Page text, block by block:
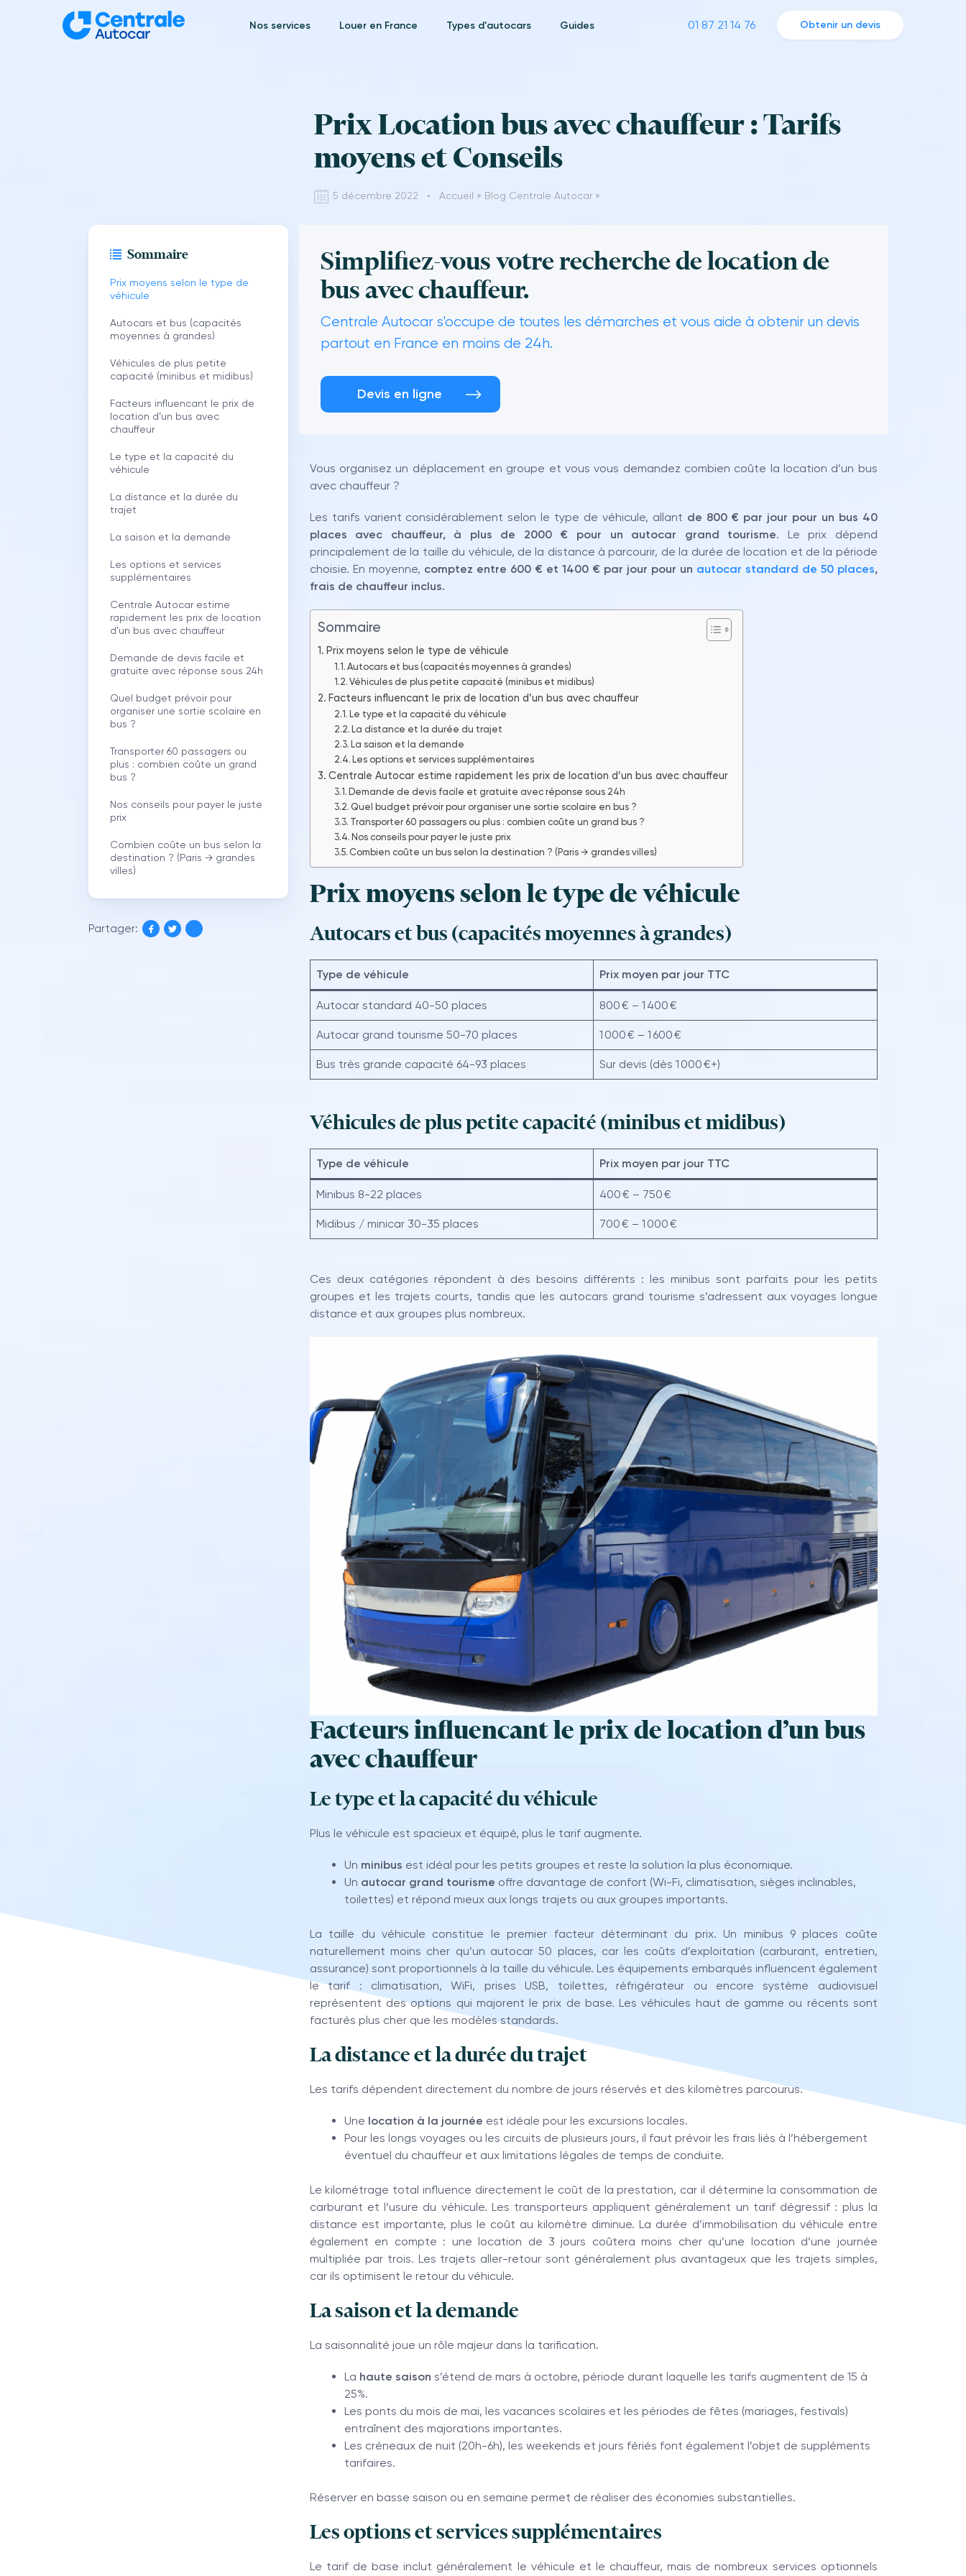
Nos services Louer en France Types d'autocars Guides 01 87 21 14 76 Obtenir un devis
Prix Location bus avec chauffeur : Tarifs
moyens et Conseils
5 décembre 2022 • Accueil » Blog Centrale Autocar »
Sommaire
Prix moyens selon le type de
véhicule
Autocars et bus (capacités
moyennes à grandes)
Véhicules de plus petite
capacité (minibus et midibus)
Facteurs influencant le prix de
location d’un bus avec
chauffeur
Le type et la capacité du
véhicule
La distance et la durée du
trajet
La saison et la demande
Les options et services
supplémentaires
Centrale Autocar estime
rapidement les prix de location
d’un bus avec chauffeur
Demande de devis facile et
gratuite avec réponse sous 24h
Quel budget prévoir pour
organiser une sortie scolaire en
bus ?
Transporter 60 passagers ou
plus : combien coûte un grand
bus ?
Nos conseils pour payer le juste
prix
Combien coûte un bus selon la
destination ? (Paris → grandes
villes)
Partager:
Simplifiez-vous votre recherche de location de
bus avec chauffeur.
Centrale Autocar s'occupe de toutes les démarches et vous aide à obtenir un devis
partout en France en moins de 24h.
Devis en ligne
Vous organisez un déplacement en groupe et vous vous demandez combien coûte la location d’un bus
avec chauffeur ?
Les tarifs varient considérablement selon le type de véhicule, allant de 800 € par jour pour un bus 40
places avec chauffeur, à plus de 2000 € pour un autocar grand tourisme. Le prix dépend
principalement de la taille du véhicule, de la distance à parcourir, de la durée de location et de la période
choisie. En moyenne, comptez entre 600 € et 1400 € par jour pour un autocar standard de 50 places,
frais de chauffeur inclus.
Sommaire
Prix moyens selon le type de véhicule
Autocars et bus (capacités moyennes à grandes)
Véhicules de plus petite capacité (minibus et midibus)
Facteurs influencant le prix de location d’un bus avec chauffeur
Le type et la capacité du véhicule
La distance et la durée du trajet
La saison et la demande
Les options et services supplémentaires
Centrale Autocar estime rapidement les prix de location d’un bus avec chauffeur
Demande de devis facile et gratuite avec réponse sous 24h
Quel budget prévoir pour organiser une sortie scolaire en bus ?
Transporter 60 passagers ou plus : combien coûte un grand bus ?
Nos conseils pour payer le juste prix
Combien coûte un bus selon la destination ? (Paris → grandes villes)
Prix moyens selon le type de véhicule
Autocars et bus (capacités moyennes à grandes)
Type de véhicule Prix moyen par jour TTC
Autocar standard 40-50 places 800 € – 1 400 €
Autocar grand tourisme 50-70 places 1 000 € – 1 600 €
Bus très grande capacité 64-93 places Sur devis (dès 1 000 €+)
Véhicules de plus petite capacité (minibus et midibus)
Type de véhicule Prix moyen par jour TTC
Minibus 8-22 places 400 € – 750 €
Midibus / minicar 30-35 places 700 € – 1 000 €
Ces deux catégories répondent à des besoins différents : les minibus sont parfaits pour les petits
groupes et les trajets courts, tandis que les autocars grand tourisme s’adressent aux voyages longue
distance et aux groupes plus nombreux.
Facteurs influencant le prix de location d’un bus
avec chauffeur
Le type et la capacité du véhicule
Plus le véhicule est spacieux et équipé, plus le tarif augmente.
Un minibus est idéal pour les petits groupes et reste la solution la plus économique.
Un autocar grand tourisme offre davantage de confort (Wi-Fi, climatisation, sièges inclinables,
toilettes) et répond mieux aux longs trajets ou aux groupes importants.
La taille du véhicule constitue le premier facteur déterminant du prix. Un minibus 9 places coûte
naturellement moins cher qu’un autocar 50 places, car les coûts d’exploitation (carburant, entretien,
assurance) sont proportionnels à la taille du véhicule. Les équipements embarqués influencent également
le tarif : climatisation, WiFi, prises USB, toilettes, réfrigérateur ou encore système audiovisuel
représentent des options qui majorent le prix de base. Les véhicules haut de gamme ou récents sont
facturés plus cher que les modèles standards.
La distance et la durée du trajet
Les tarifs dépendent directement du nombre de jours réservés et des kilomètres parcourus.
Une location à la journée est idéale pour les excursions locales.
Pour les longs voyages ou les circuits de plusieurs jours, il faut prévoir les frais liés à l’hébergement
éventuel du chauffeur et aux limitations légales de temps de conduite.
Le kilométrage total influence directement le coût de la prestation, car il détermine la consommation de
carburant et l’usure du véhicule. Les transporteurs appliquent généralement un tarif dégressif : plus la
distance est importante, plus le coût au kilomètre diminue. La durée d’immobilisation du véhicule entre
également en compte : une location de 3 jours coûtera moins cher qu’une location d’une journée
multipliée par trois. Les trajets aller-retour sont généralement plus avantageux que les trajets simples,
car ils optimisent le retour du véhicule.
La saison et la demande
La saisonnalité joue un rôle majeur dans la tarification.
La haute saison s’étend de mars à octobre, période durant laquelle les tarifs augmentent de 15 à
25%.
Les ponts du mois de mai, les vacances scolaires et les périodes de fêtes (mariages, festivals)
entraînent des majorations importantes.
Les créneaux de nuit (20h-6h), les weekends et jours fériés font également l’objet de suppléments
tarifaires.
Réserver en basse saison ou en semaine permet de réaliser des économies substantielles.
Les options et services supplémentaires
Le tarif de base inclut généralement le véhicule et le chauffeur, mais de nombreux services optionnels